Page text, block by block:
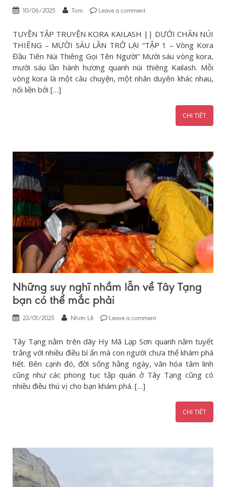
10/06/2025 Tom Leave a comment
TUYỀN TẬP TRUYỆN KORA KAILASH || DƯỚI CHÂN NÚI
THIÊNG – MƯỜI SÁU LẦN TRỞ LẠI “TẬP 1 – Vòng Kora
Đầu Tiên Núi Thiêng Gọi Tên Người” Mười sáu vòng kora,
mười sáu lần hành hương quanh núi thiêng Kailash. Mỗi
vòng kora là một câu chuyện, một nhân duyên khác nhau,
nối liền bởi […]
CHI TIẾT
Những suy nghĩ nhầm lẫn về Tây Tạng
bạn có thể mắc phải
23/01/2025 Nhơn Lê Leave a comment
Tây Tạng nằm trên dãy Hy Mã Lạp Sơn quanh năm tuyết
trắng với nhiều điều bí ẩn mà con người chưa thể khám phá
hết. Bên cạnh đó, đời sống hằng ngày, văn hóa tâm linh
cũng như các phong tục tập quán ở Tây Tạng cũng có
nhiều điều thú vị cho bạn khám phá. […]
CHI TIẾT